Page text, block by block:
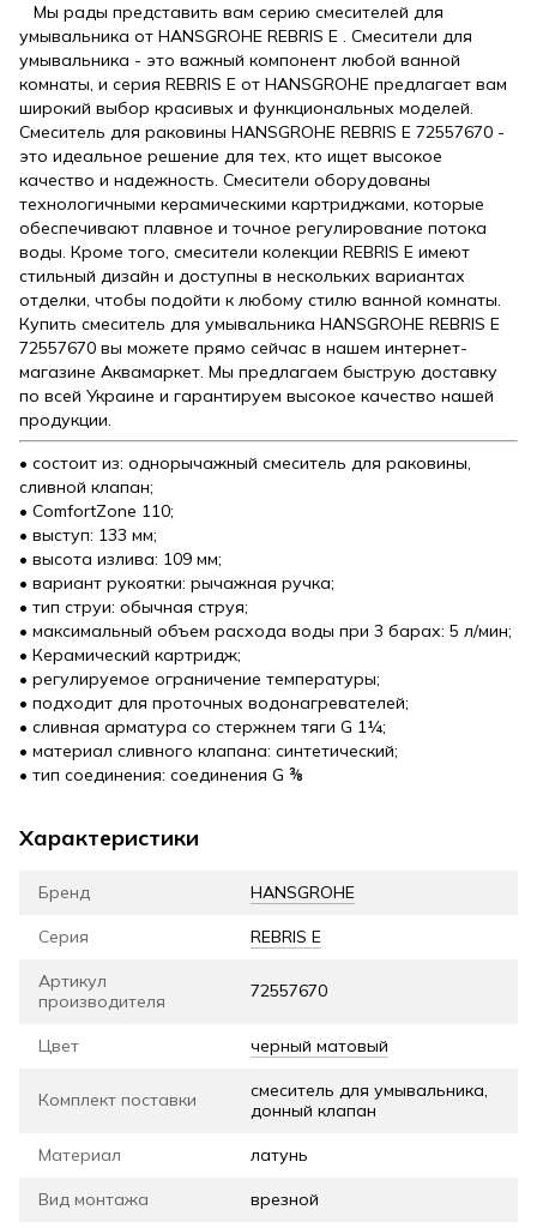
Мы рады представить вам серию смесителей для
умывальника от HANSGROHE REBRIS E . Смесители для
умывальника - это важный компонент любой ванной
комнаты, и серия REBRIS E от HANSGROHE предлагает вам
широкий выбор красивых и функциональных моделей.
Смеситель для раковины HANSGROHE REBRIS E 72557670 -
это идеальное решение для тех, кто ищет высокое
качество и надежность. Смесители оборудованы
технологичными керамическими картриджами, которые
обеспечивают плавное и точное регулирование потока
воды. Кроме того, смесители колекции REBRIS E имеют
стильный дизайн и доступны в нескольких вариантах
отделки, чтобы подойти к любому стилю ванной комнаты.
Купить смеситель для умывальника HANSGROHE REBRIS E
72557670 вы можете прямо сейчас в нашем интернет-
магазине Аквамаркет. Мы предлагаем быструю доставку
по всей Украине и гарантируем высокое качество нашей
продукции.
• состоит из: однорычажный смеситель для раковины,
сливной клапан;
• ComfortZone 110;
• выступ: 133 мм;
• высота излива: 109 мм;
• вариант рукоятки: рычажная ручка;
• тип струи: обычная струя;
• максимальный объем расхода воды при 3 барах: 5 л/мин;
• Керамический картридж;
• регулируемое ограничение температуры;
• подходит для проточных водонагревателей;
• сливная арматура со стержнем тяги G 1¼;
• материал сливного клапана: синтетический;
• тип соединения: соединения G ⅜
Характеристики
Бренд HANSGROHE
Серия REBRIS E
Артикул
производителя
72557670
Цвет черный матовый
Комплект поставки
смеситель для умывальника,
донный клапан
Материал латунь
Вид монтажа врезной